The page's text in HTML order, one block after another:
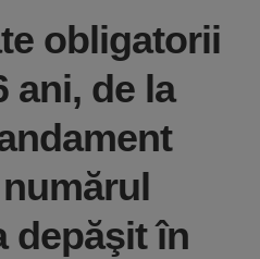
obligatorii
ani, de la
depăşit în